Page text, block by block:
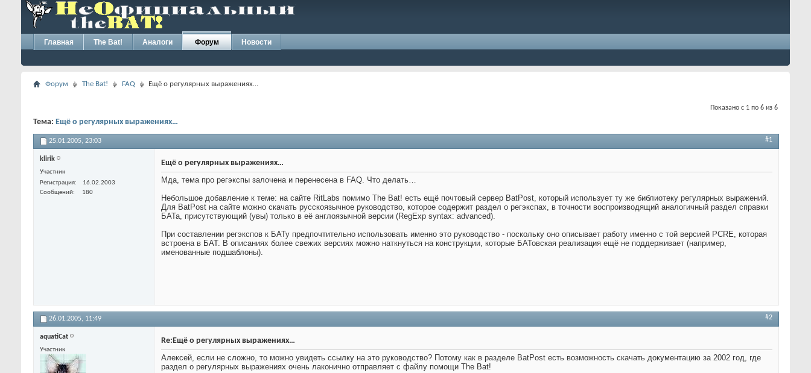
Главная The Bat! Аналоги Форум Новости
Форум The Bat! FAQ Ещё о регулярных выражениях…
Показано с 1 по 6 из 6
Тема: Ещё о регулярных выражениях…
25.01.2005, 23:03 #1
klirik
Участник
Регистрация
16.02.2003
Сообщений
180
Ещё о регулярных выражениях…
Мда, тема про регэкспы залочена и перенесена в FAQ. Что делать…
Небольшое добавление к теме: на сайте RitLabs помимо The Bat! есть ещё почтовый сервер BatPost, который использует ту же библиотеку регулярных выражений.
Для BatPost на сайте можно скачать русскоязычное руководство, которое содержит раздел о регэкспах, в точности воспроизводящий аналогичный раздел справки
БАТа, присутствующий (увы) только в её англоязычной версии (RegExp syntax: advanced).
При составлении регэкспов к БАТу предпочтительно использовать именно это руководство - поскольку оно описывает работу именно с той версией PCRE, которая
встроена в БАТ. В описаниях более свежих версиях можно наткнуться на конструкции, которые БАТовская реализация ещё не поддерживает (например,
именованные подшаблоны).
26.01.2005, 11:49 #2
aquatiCat
Участник
Re:Ещё о регулярных выражениях…
Алексей, если не сложно, то можно увидеть ссылку на это руководство? Потому как в разделе BatPost есть возможность скачать документацию за 2002 год, где
раздел о регулярных выражениях очень лаконично отправляет с файлу помощи The Bat!